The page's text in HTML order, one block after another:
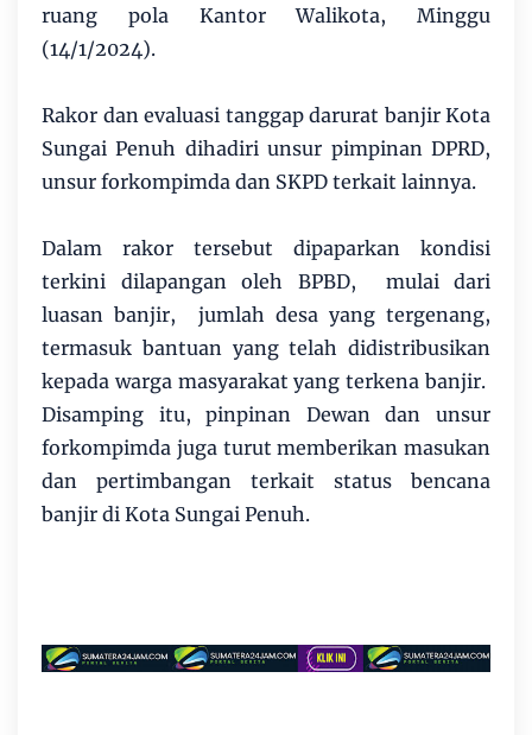
ruang pola Kantor Walikota, Minggu
(14/1/2024).
Rakor dan evaluasi tanggap darurat banjir Kota
Sungai Penuh dihadiri unsur pimpinan DPRD,
unsur forkompimda dan SKPD terkait lainnya.
Dalam rakor tersebut dipaparkan kondisi
terkini dilapangan oleh BPBD, mulai dari
luasan banjir, jumlah desa yang tergenang,
termasuk bantuan yang telah didistribusikan
kepada warga masyarakat yang terkena banjir.
Disamping itu, pinpinan Dewan dan unsur
forkompimda juga turut memberikan masukan
dan pertimbangan terkait status bencana
banjir di Kota Sungai Penuh.